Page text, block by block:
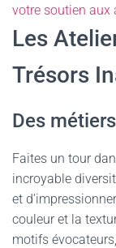
votre soutien aux
Les
Trésors
Des
Faites un tour
incroyable
et
couleur et la
motifs